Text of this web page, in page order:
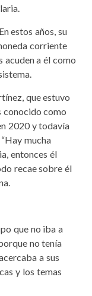
estos años, su
corriente
acuden a él como
que estuvo
conocido como
2020 y todavía
mucha
entonces él
recae sobre él
que no iba a
no tenía
a sus
y los temas